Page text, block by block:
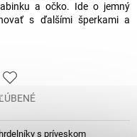
a očko. Ide o jemný
s ďalšími šperkami a
s príveskom